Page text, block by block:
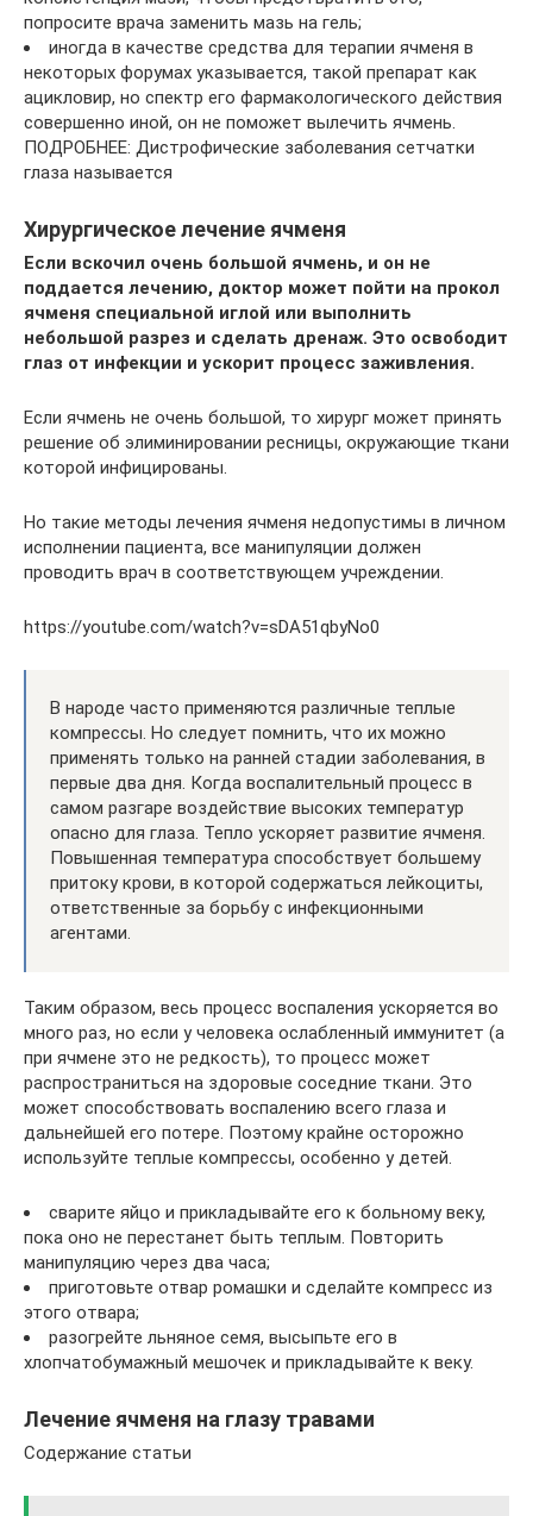
попросите врача заменить мазь на гель;
иногда в качестве средства для терапии ячменя в
некоторых форумах указывается, такой препарат как
ацикловир, но спектр его фармакологического действия
совершенно иной, он не поможет вылечить ячмень.
ПОДРОБНЕЕ: Дистрофические заболевания сетчатки
глаза называется
Хирургическое лечение ячменя
Если вскочил очень большой ячмень, и он не
поддается лечению, доктор может пойти на прокол
ячменя специальной иглой или выполнить
небольшой разрез и сделать дренаж. Это освободит
глаз от инфекции и ускорит процесс заживления.
Если ячмень не очень большой, то хирург может принять
решение об элиминировании ресницы, окружающие ткани
которой инфицированы.
Но такие методы лечения ячменя недопустимы в личном
исполнении пациента, все манипуляции должен
проводить врач в соответствующем учреждении.
https://youtube.com/watch?v=sDA51qbyNo0
В народе часто применяются различные теплые
компрессы. Но следует помнить, что их можно
применять только на ранней стадии заболевания, в
первые два дня. Когда воспалительный процесс в
самом разгаре воздействие высоких температур
опасно для глаза. Тепло ускоряет развитие ячменя.
Повышенная температура способствует большему
притоку крови, в которой содержаться лейкоциты,
ответственные за борьбу с инфекционными
агентами.
Таким образом, весь процесс воспаления ускоряется во
много раз, но если у человека ослабленный иммунитет (а
при ячмене это не редкость), то процесс может
распространиться на здоровые соседние ткани. Это
может способствовать воспалению всего глаза и
дальнейшей его потере. Поэтому крайне осторожно
используйте теплые компрессы, особенно у детей.
сварите яйцо и прикладывайте его к больному веку,
пока оно не перестанет быть теплым. Повторить
манипуляцию через два часа;
приготовьте отвар ромашки и сделайте компресс из
этого отвара;
разогрейте льняное семя, высыпьте его в
хлопчатобумажный мешочек и прикладывайте к веку.
Лечение ячменя на глазу травами
Содержание статьи